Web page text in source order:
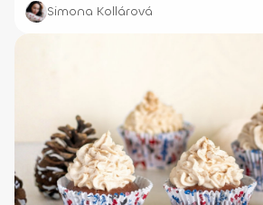
Simona Kollárová